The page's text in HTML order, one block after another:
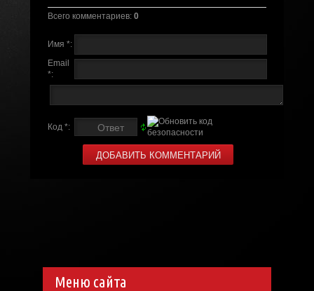
Всего комментариев: 0
Имя *:
Email
*:
Код *:
Меню сайта